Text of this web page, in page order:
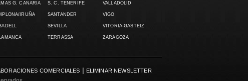
G. CANARIA
IRUÑA
S. C. TENERIFE
SANTANDER
SEVILLA
TERRASSA
VALLADOLID
VIGO
VITORIA-GASTEIZ
ZARAGOZA
COMERCIALES | ELIMINAR NEWSLETTER